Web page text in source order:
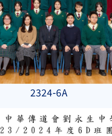
2324-6A